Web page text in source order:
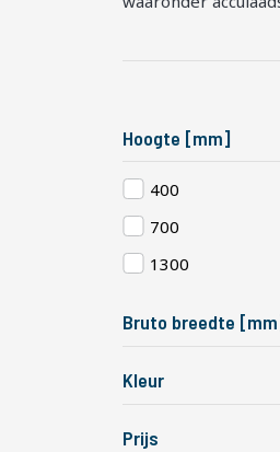
Hoogte [mm]
400
700
1300
Bruto breedte
Kleur
Prijs